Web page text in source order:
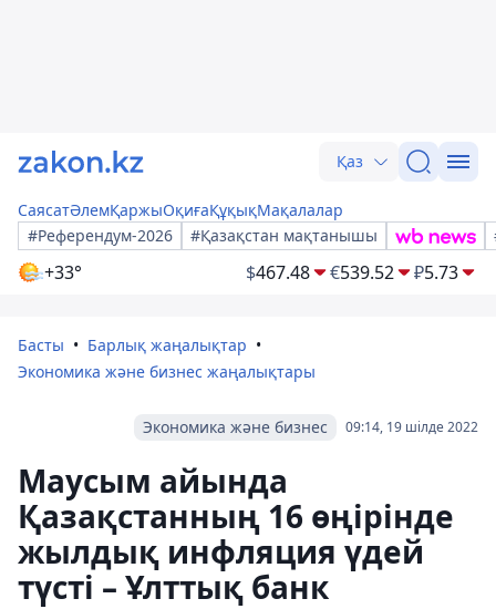
Қаз
СаясатӘлемҚаржыОқиғаҚұқықМақалалар
#Референдум-2026
#Қазақстан мақтанышы
+33° $467.48 €539.52 ₽5.73
Басты
Барлық жаңалықтар
Экономика және бизнес жаңалықтары
09:14, 19 шілде 2022
Экономика және бизнес
Маусым айында
Қазақстанның 16 өңірінде
жылдық инфляция үдей
түсті – Ұлттық банк